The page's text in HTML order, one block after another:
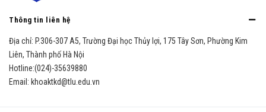
Thông tin liên hệ
Địa chỉ: P.306-307 A5, Trường Đại học Thủy lợi, 175 Tây Sơn, Phường Kim
Liên, Thành phố Hà Nội
Hotline:(024)-35639880
Email: khoaktkd@tlu.edu.vn